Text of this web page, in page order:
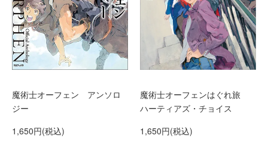
魔術士オーフェン アンソロ
ジー
1,650円(税込)
魔術士オーフェンはぐれ旅
ハーティアズ・チョイス
1,650円(税込)